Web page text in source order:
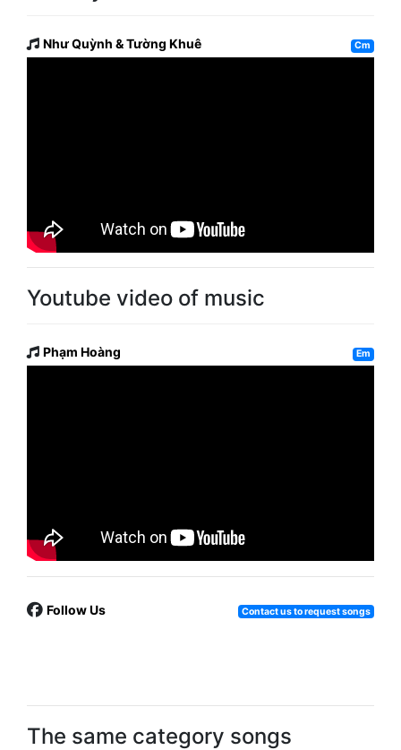
Như Quỳnh & Tường Khuê Cm
Youtube video of music
Phạm Hoàng Em
Follow Us Contact us to request songs
The same category songs